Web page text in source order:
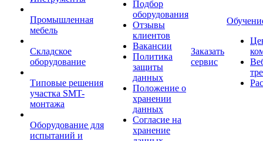
Промышленная
мебель
Складское
оборудование
Типовые решения
участка SMT-
монтажа
Оборудование для
испытаний и
Подбор
оборудования
Отзывы
клиентов
Вакансии
Политика
защиты
данных
Положение о
хранении
данных
Согласие на
хранение
Заказать
сервис